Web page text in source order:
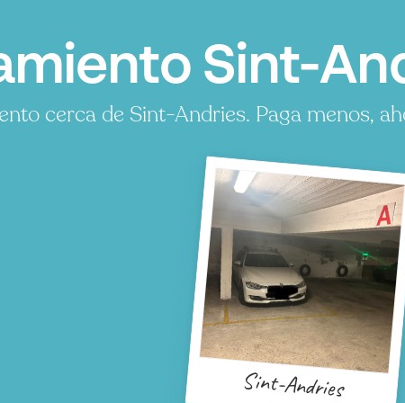
Sint-
cerca de Sint-Andries. Paga menos,
Sint-Andries